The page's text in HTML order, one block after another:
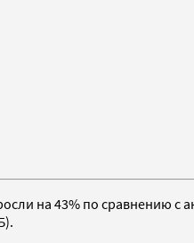
на 43% по сравнению